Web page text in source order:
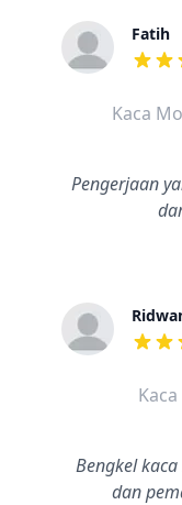
Fatih
dari
Kaca
Pengerjaan
dari
Bengkel
dan